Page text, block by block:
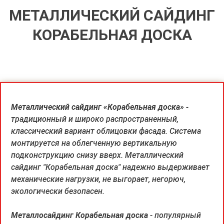
МЕТАЛЛИЧЕСКИЙ САЙДИНГ
КОРАБЕЛЬНАЯ ДОСКА
Металлический сайдинг «Корабельная доска» -
традиционный и широко распространенный,
классический вариант облицовки фасада. Система
монтируется на облегченную вертикальную
подконструкцию снизу вверх. Металлический
сайдинг "Корабельная доска" надежно выдерживает
механические нагрузки, не выгорает, негорюч,
экологически безопасен.
Металлосайдинг Корабельная доска - популярный